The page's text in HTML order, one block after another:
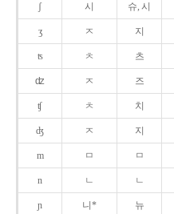
ʃ 시 슈, 시
ʒ ㅈ 지
ʦ ㅊ 츠
ʣ ㅈ 즈
ʧ ㅊ 치
ʤ ㅈ 지
m ㅁ ㅁ
n ㄴ ㄴ
ɲ 니* 뉴